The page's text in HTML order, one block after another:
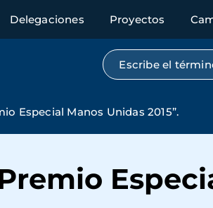
Delegaciones Proyectos
Búsqueda por
Especial Manos Unidas 2015”.